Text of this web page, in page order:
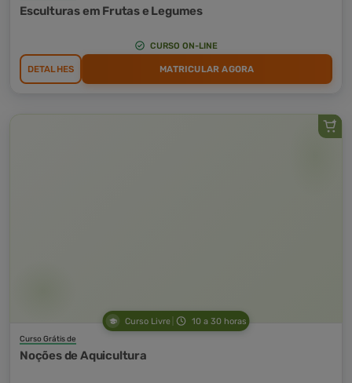
Esculturas em Frutas e Legumes
CURSO ON-LINE
DETALHES MATRICULAR AGORA
Curso Livre 10 a 30 horas
Curso Grátis de
Noções de Aquicultura